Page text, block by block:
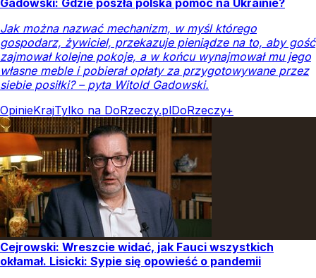
Jak można nazwać mechanizm, w myśl którego
gospodarz, żywiciel, przekazuje pieniądze na to, aby gość
zajmował kolejne pokoje, a w końcu wynajmował mu jego
własne meble i pobierał opłaty za przygotowywane przez
siebie posiłki? – pyta Witold Gadowski.
OpinieKrajTylko na DoRzeczy.plDoRzeczy+
Cejrowski: Wreszcie widać, jak Fauci wszystkich
okłamał. Lisicki: Sypie się opowieść o pandemii